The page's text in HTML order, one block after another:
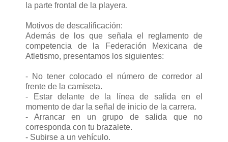
la parte frontal de la playera.
Motivos de descalificación:
Además de los que señala el reglamento de
competencia de la Federación Mexicana de
Atletismo, presentamos los siguientes:
- No tener colocado el número de corredor al
frente de la camiseta.
- Estar delante de la línea de salida en el
momento de dar la señal de inicio de la carrera.
- Arrancar en un grupo de salida que no
corresponda con tu brazalete.
- Subirse a un vehículo.